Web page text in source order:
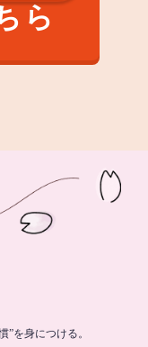
ら
”を身につける。